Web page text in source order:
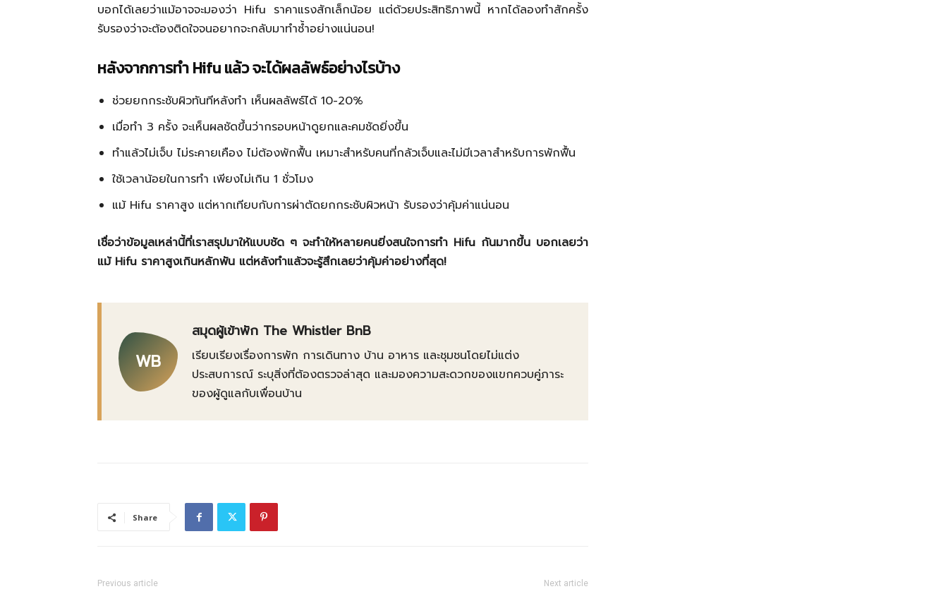
บอกได้เลยว่าแม้อาจจะมองว่า Hifu ราคาแรงสักเล็กน้อย แต่ด้วยประสิทธิภาพนี้ หากได้ลองทำสักครั้ง
รับรองว่าจะต้องติดใจจนอยากจะกลับมาทำซ้ำอย่างแน่นอน!
หลังจากการทำ Hifu แล้ว จะได้ผลลัพธ์อย่างไรบ้าง
ช่วยยกกระชับผิวทันทีหลังทำ เห็นผลลัพธ์ได้ 10-20%
เมื่อทำ 3 ครั้ง จะเห็นผลชัดขึ้นว่ากรอบหน้าดูยกและคมชัดยิ่งขึ้น
ทำแล้วไม่เจ็บ ไม่ระคายเคือง ไม่ต้องพักฟื้น เหมาะสำหรับคนที่กลัวเจ็บและไม่มีเวลาสำหรับการพักฟื้น
ใช้เวลาน้อยในการทำ เพียงไม่เกิน 1 ชั่วโมง
แม้ Hifu ราคาสูง แต่หากเทียบกับการผ่าตัดยกกระชับผิวหน้า รับรองว่าคุ้มค่าแน่นอน
เชื่อว่าข้อมูลเหล่านี้ที่เราสรุปมาให้แบบชัด ๆ จะทำให้หลายคนยิ่งสนใจการทำ Hifu กันมากขึ้น บอกเลยว่า
แม้ Hifu ราคาสูงเกินหลักพัน แต่หลังทำแล้วจะรู้สึกเลยว่าคุ้มค่าอย่างที่สุด!
WB
สมุดผู้เข้าพัก The Whistler BnB
เรียบเรียงเรื่องการพัก การเดินทาง บ้าน อาหาร และชุมชนโดยไม่แต่ง
ประสบการณ์ ระบุสิ่งที่ต้องตรวจล่าสุด และมองความสะดวกของแขกควบคู่ภาระ
ของผู้ดูแลกับเพื่อนบ้าน
Share
Previous article Next article